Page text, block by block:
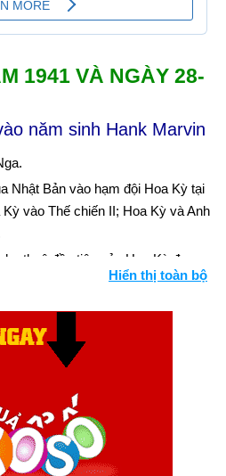
1941 VÀ NGÀY 28-
năm sinh Hank Marvin
Nhật Bản vào hạm đội Hoa Kỳ tại
vào Thế chiến II; Hoa Kỳ và Anh
thuê đầu tiên của Hoa Kỳ được
(28-10) trong lịch sử
Whitney đã nộp đơn xin cấp bằng
Nữ thần Tự do được Tổng
tại Cảng New York.
hội đã thông qua Đạo luật
Quốc gia, trước quyền phủ quyết
Hiển thị toàn bộ